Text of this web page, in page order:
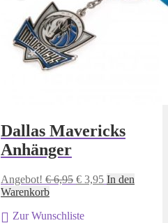
Dallas Mavericks
Anhänger
Angebot! €6,95 Ursprünglicher
€ 6,95
€ 3,95Aktueller
In den
Warenkorb
Zur Wunschliste